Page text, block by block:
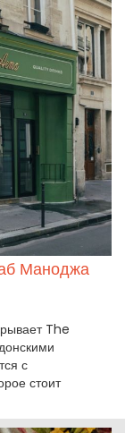
Маноджа
The
с
стоит